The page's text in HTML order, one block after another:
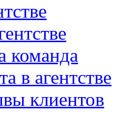
команда
в агентстве
клиентов